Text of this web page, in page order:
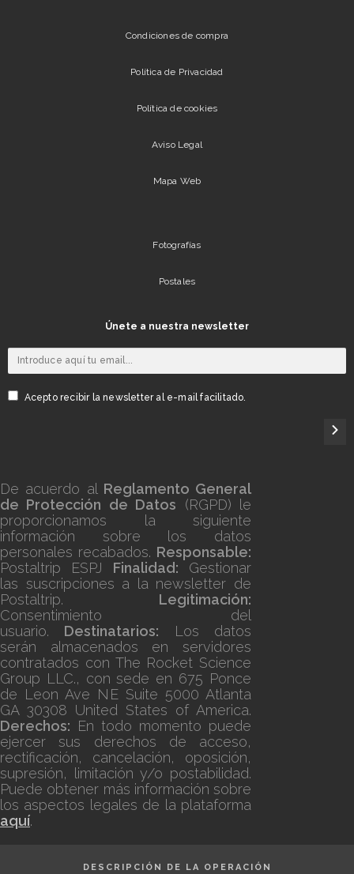
Condiciones de compra
Política de Privacidad
Política de cookies
Aviso Legal
Mapa Web
Fotografías
Postales
Únete a nuestra newsletter
Acepto recibir la newsletter al e-mail facilitado.
De acuerdo al Reglamento General
de Protección de Datos (RGPD) le
proporcionamos la siguiente
información sobre los datos
personales recabados. Responsable:
Postaltrip ESPJ Finalidad: Gestionar
las suscripciones a la newsletter de
Postaltrip. Legitimación:
Consentimiento del
usuario. Destinatarios: Los datos
serán almacenados en servidores
contratados con The Rocket Science
Group LLC., con sede en 675 Ponce
de Leon Ave NE Suite 5000 Atlanta
GA 30308 United States of America.
Derechos: En todo momento puede
ejercer sus derechos de acceso,
rectificación, cancelación, oposición,
supresión, limitación y/o postabilidad.
Puede obtener más información sobre
los aspectos legales de la plataforma
aquí.
DESCRIPCIÓN DE LA OPERACIÓN